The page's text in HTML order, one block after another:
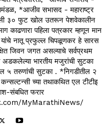
*आजीव सभासद - महाराष्ट्र
३० फुट खोल उतरून पेशवेकालीन
काढणारा पहिला पत्रकार म्हणून मान
यांचे नातू प्रफुल्ल चिपळूणकर हे सारस
जिवन जगत असल्याचे सर्वप्रथम
भारतीय मजुरांची सुटका
५ तरुणांची सुटका . *निगडीतील २
च्या तथाकथित एल टीटीइ
संबधित फरार
MyMarathiNews/